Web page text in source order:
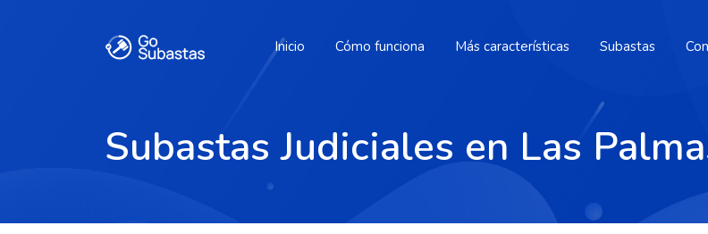
Inicio Cómo funciona Más características Subastas
Subastas Judiciales en Las